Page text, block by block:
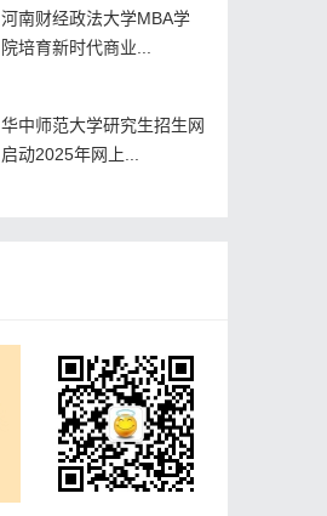
河南财经政法大学MBA学
院培育新时代商业...
华中师范大学研究生招生网
启动2025年网上...